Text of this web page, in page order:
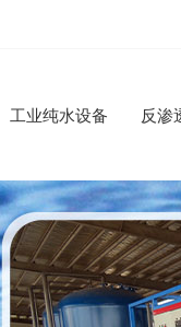
工业纯水设备 反渗